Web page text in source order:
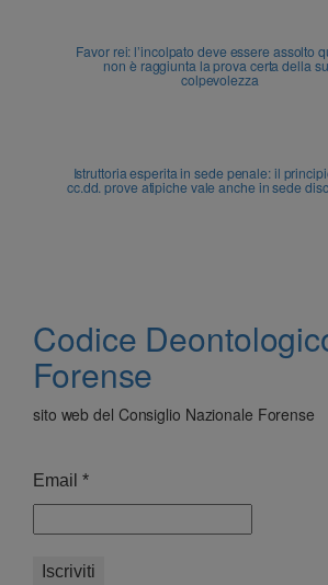
Favor rei: l’incolpato deve essere assolto
non è raggiunta la prova certa della
colpevolezza
Istruttoria esperita in sede penale: il
cc.dd. prove atipiche vale anche in sede
Codice
Forense
sito web del Consiglio Nazionale Forense
Email *